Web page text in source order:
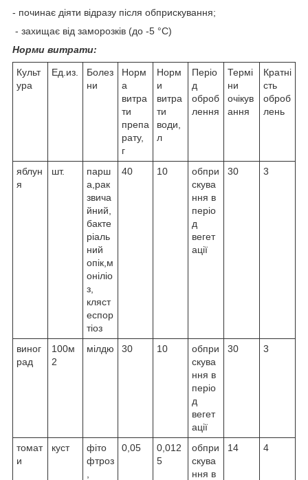
- починає діяти відразу після обприскування;
- захищає від заморозків (до -5 °C)
Норми витрати:
Культ
ура
Ед.из.
Болез
ни
Норм
а
витра
ти
препа
рату,
г
Норм
и
витра
ти
води,
л
Періо
д
оброб
лення
Термі
ни
очікув
ання
Кратні
сть
оброб
лень
яблун
я
шт.
парш
а,рак
звича
йний,
бакте
ріаль
ний
опік,м
оніліо
з,
кляст
еспор
тіоз
40 10
обпри
скува
ння в
періо
д
вегет
ації
30 3
виног
рад
100м
2
мілдю 30 10
обпри
скува
ння в
періо
д
вегет
ації
30 3
томат
и
куст
фіто
фтроз
0,05
0,012
5
обпри
скува
ння в
14 4